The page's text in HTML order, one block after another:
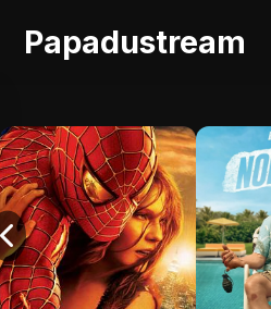
Papadustream